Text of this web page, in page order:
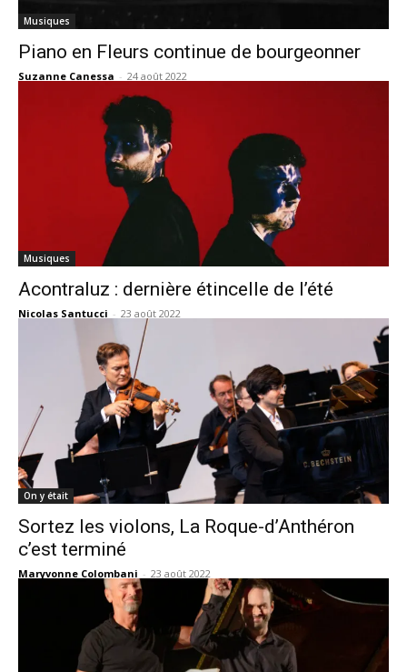
Musiques
Piano en Fleurs continue de bourgeonner
Suzanne Canessa - 24 août 2022
Musiques
Acontraluz : dernière étincelle de l’été
Nicolas Santucci - 23 août 2022
On y était
Sortez les violons, La Roque-d’Anthéron
c’est terminé
Maryvonne Colombani - 23 août 2022